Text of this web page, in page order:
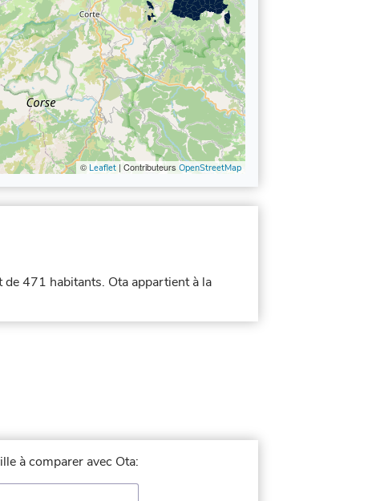
© Leaflet | Contributeurs OpenStreetMap
de 471 habitants. Ota appartient à la
à comparer avec Ota: